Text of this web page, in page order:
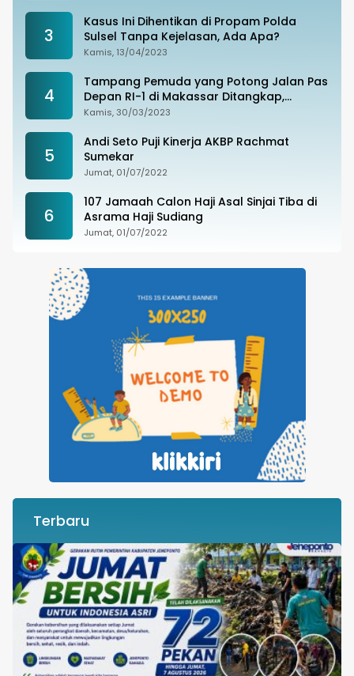
3
Kasus Ini Dihentikan di Propam Polda
Sulsel Tanpa Kejelasan, Ada Apa?
Kamis, 13/04/2023
4
Tampang Pemuda yang Potong Jalan Pas
Depan RI-1 di Makassar Ditangkap,
Ternyata Joki Balapan Liar
Kamis, 30/03/2023
5
Andi Seto Puji Kinerja AKBP Rachmat
Sumekar
Jumat, 01/07/2022
6
107 Jamaah Calon Haji Asal Sinjai Tiba di
Asrama Haji Sudiang
Jumat, 01/07/2022
Terbaru